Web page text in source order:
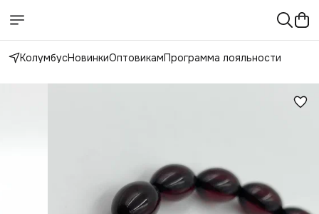
КолумбусНовинкиОптовикамПрограмма лояльности